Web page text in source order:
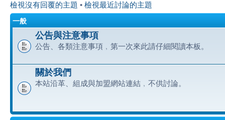
檢視沒有回覆的主題 • 檢視最近討論的主題
一般
公告與注意事項
公告、各類注意事項﹐第一次來此請仔細閱讀本板。
關於我們
本站沿革、組成與加盟網站連結﹐不供討論。